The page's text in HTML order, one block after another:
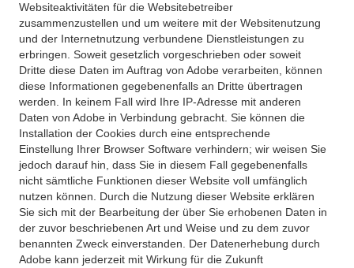
Websiteaktivitäten für die Websitebetreiber
zusammenzustellen und um weitere mit der Websitenutzung
und der Internetnutzung verbundene Dienstleistungen zu
erbringen. Soweit gesetzlich vorgeschrieben oder soweit
Dritte diese Daten im Auftrag von Adobe verarbeiten, können
diese Informationen gegebenenfalls an Dritte übertragen
werden. In keinem Fall wird Ihre IP-Adresse mit anderen
Daten von Adobe in Verbindung gebracht. Sie können die
Installation der Cookies durch eine entsprechende
Einstellung Ihrer Browser Software verhindern; wir weisen Sie
jedoch darauf hin, dass Sie in diesem Fall gegebenenfalls
nicht sämtliche Funktionen dieser Website voll umfänglich
nutzen können. Durch die Nutzung dieser Website erklären
Sie sich mit der Bearbeitung der über Sie erhobenen Daten in
der zuvor beschriebenen Art und Weise und zu dem zuvor
benannten Zweck einverstanden. Der Datenerhebung durch
Adobe kann jederzeit mit Wirkung für die Zukunft